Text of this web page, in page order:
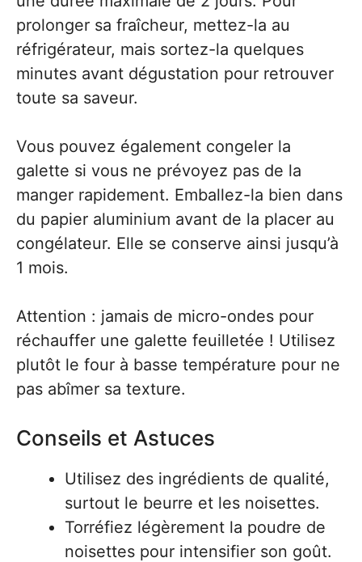
prolonger sa fraîcheur, mettez-la au
réfrigérateur, mais sortez-la quelques
minutes avant dégustation pour retrouver
toute sa saveur.
Vous pouvez également congeler la
galette si vous ne prévoyez pas de la
manger rapidement. Emballez-la bien dans
du papier aluminium avant de la placer au
congélateur. Elle se conserve ainsi jusqu’à
1 mois.
Attention : jamais de micro-ondes pour
réchauffer une galette feuilletée ! Utilisez
plutôt le four à basse température pour ne
pas abîmer sa texture.
Conseils et Astuces
Utilisez des ingrédients de qualité,
surtout le beurre et les noisettes.
Torréfiez légèrement la poudre de
noisettes pour intensifier son goût.